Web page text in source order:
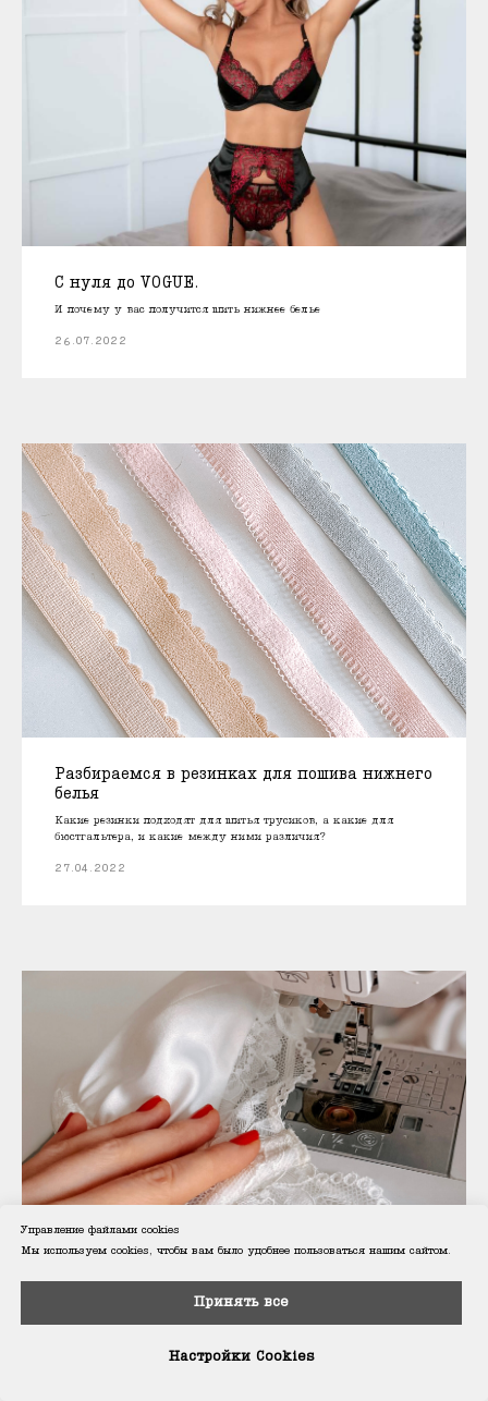
С нуля до VOGUE.
И почему у вас получится шить нижнее белье
26.07.2022
Разбираемся в резинках для пошива нижнего
белья
Какие резинки подходят для шитья трусиков, а какие для
бюстгальтера, и какие между ними различия?
27.04.2022
Выбираем швейную машинку для шитья
Управление файлами cookies
Мы используем cookies, чтобы вам было удобнее пользоваться нашим сайтом.
Принять все
Настройки Cookies